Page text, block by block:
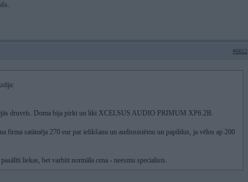
#6612
druvrīs. Doma bija pirkt un likt XCELSUS AUDIO PRIMUM XP6.2B.
firma satāmēja 270 eur par ielikšanu un audiosistēmu un papildus, ja vēlos ap 200
liekas, bet varbūt normāla cena - neesmu specialists.